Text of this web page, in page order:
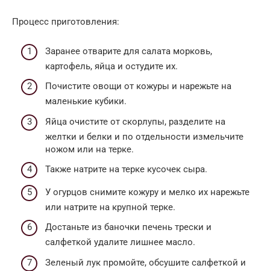
Процесс приготовления:
Заранее отварите для салата морковь,
картофель, яйца и остудите их.
Почистите овощи от кожуры и нарежьте на
маленькие кубики.
Яйца очистите от скорлупы, разделите на
желтки и белки и по отдельности измельчите
ножом или на терке.
Также натрите на терке кусочек сыра.
У огурцов снимите кожуру и мелко их нарежьте
или натрите на крупной терке.
Достаньте из баночки печень трески и
салфеткой удалите лишнее масло.
Зеленый лук промойте, обсушите салфеткой и